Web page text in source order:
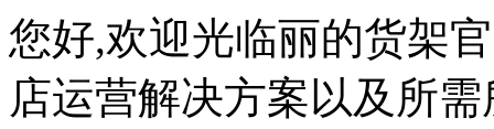
您好,欢迎光临丽的货架
店运营解决方案以及所